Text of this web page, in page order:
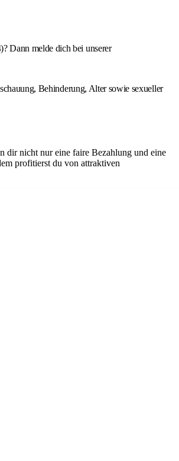
Dann melde dich bei unserer
Behinderung, Alter sowie sexueller
dir nicht nur eine faire Bezahlung und eine
profitierst du von attraktiven